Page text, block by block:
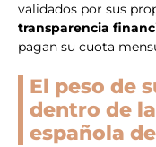
validados por sus
transparencia
pagan su cuota
El peso de
dentro de
española